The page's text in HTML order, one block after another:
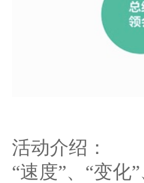
活动介绍：
“速度”、“变化